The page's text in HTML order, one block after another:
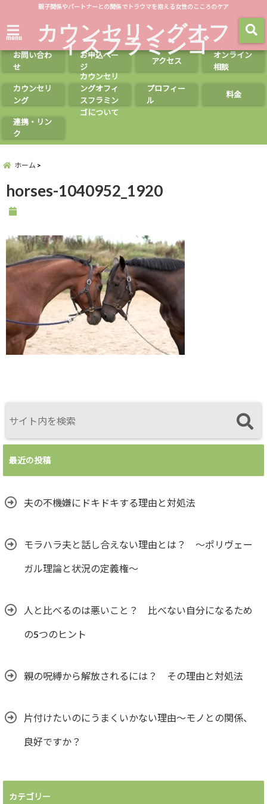
親子関係やパートナーとの関係でトラウマを抱える女性のこころのケア
menu カウンセリングオフ
ィスフラミンゴ
お問い合わ
せ
お申込ペー
ジ
アクセス
オンライン
相談
カウンセリ
ング
カウンセリ
ングオフィ
スフラミン
ゴについて
プロフィー
ル
料金
連携・リン
ク
ホーム
horses-1040952_1920
最近の投稿
夫の不機嫌にドキドキする理由と対処法
モラハラ夫と話し合えない理由とは？ ～ポリヴェー
ガル理論と状況の定義権～
人と比べるのは悪いこと？ 比べない自分になるため
の5つのヒント
親の呪縛から解放されるには？ その理由と対処法
片付けたいのにうまくいかない理由～モノとの関係、
良好ですか？
カテゴリー